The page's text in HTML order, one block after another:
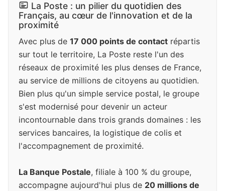
La Poste : un pilier du quotidien des
Français, au cœur de l'innovation et de la
proximité
Avec plus de 17 000 points de contact répartis
sur tout le territoire, La Poste reste l'un des
réseaux de proximité les plus denses de France,
au service de millions de citoyens au quotidien.
Bien plus qu'un simple service postal, le groupe
s'est modernisé pour devenir un acteur
incontournable dans trois grands domaines : les
services bancaires, la logistique de colis et
l'accompagnement de proximité.
La Banque Postale, filiale à 100 % du groupe,
accompagne aujourd'hui plus de 20 millions de